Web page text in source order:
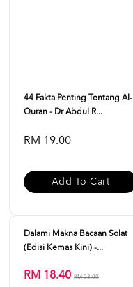
44 Fakta Penting Tentang Al-
Quran - Dr Abdul R...
RM 19.00
Add To Cart
Sale
Dalami Makna Bacaan Solat
(Edisi Kemas Kini) -...
RM 18.40 RM 23.00